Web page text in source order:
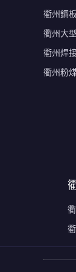
衢州鋼
衢州大
衢州焊
衢州粉